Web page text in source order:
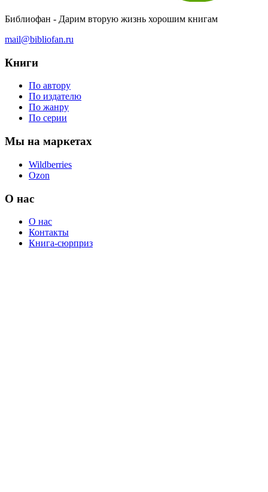
Библиофан - Дарим вторую жизнь хорошим книгам
mail@bibliofan.ru
Книги
По автору
По издателю
По жанру
По серии
Мы на маркетах
Wildberries
Ozon
О нас
О нас
Контакты
Книга-сюрприз